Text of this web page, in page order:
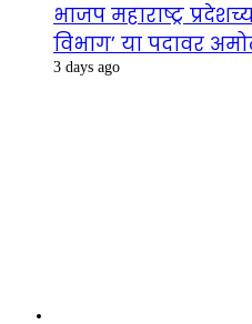
भाजप महाराष्ट्र
विभाग’ या पदावर
3 days ago